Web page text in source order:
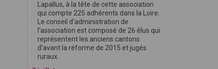
Lapallus, à la tête de cette association
qui compte 225 adhérents dans la Loire.
Le conseil d'administration de
l'association est composé de 26 élus qui
représentent les anciens cantons
d'avant la réforme de 2015 et jugés
ruraux.